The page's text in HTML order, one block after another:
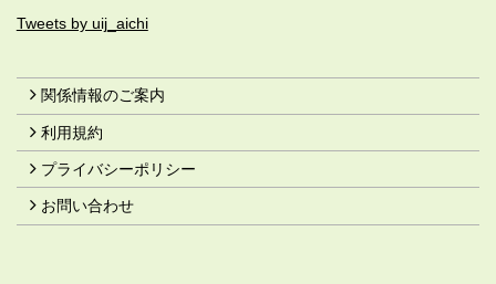
Tweets by uij_aichi
関係情報のご案内
利用規約
プライバシーポリシー
お問い合わせ